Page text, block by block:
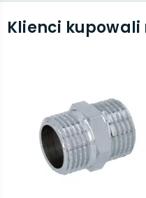
Klienci kupowali